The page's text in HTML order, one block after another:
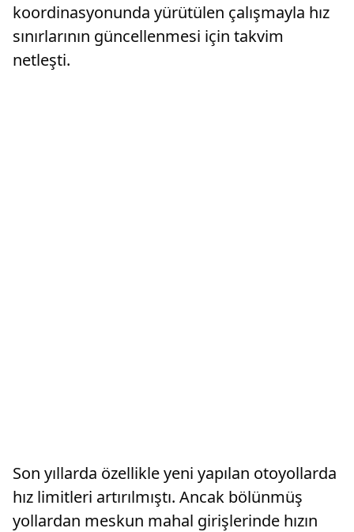
koordinasyonunda yürütülen çalışmayla hız
sınırlarının güncellenmesi için takvim
netleşti.
Son yıllarda özellikle yeni yapılan otoyollarda
hız limitleri artırılmıştı. Ancak bölünmüş
yollardan meskun mahal girişlerinde hızın